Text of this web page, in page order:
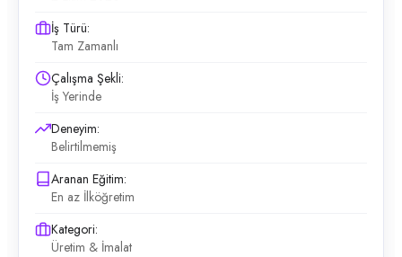
İş Türü:
Tam Zamanlı
Çalışma Şekli:
İş Yerinde
Deneyim:
Belirtilmemiş
Aranan Eğitim:
En az İlköğretim
Kategori:
Üretim & İmalat